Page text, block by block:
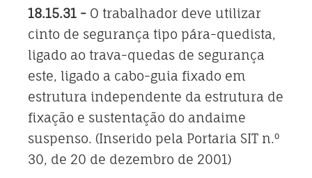
18.15.31 - O trabalhador deve utilizar
cinto de segurança tipo pára-quedista,
ligado ao trava-quedas de segurança
este, ligado a cabo-guia fixado em
estrutura independente da estrutura de
fixação e sustentação do andaime
suspenso. (Inserido pela Portaria SIT n.º
30, de 20 de dezembro de 2001)